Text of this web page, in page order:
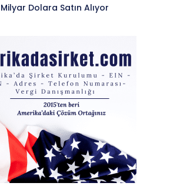
Milyar Dolara Satın Alıyor